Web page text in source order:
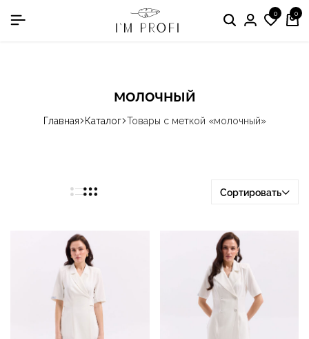
в номинации «Производитель медодежды»
Поиск
Вход
0 0
молочный
Главная Каталог Товары с меткой «молочный»
Сортировать